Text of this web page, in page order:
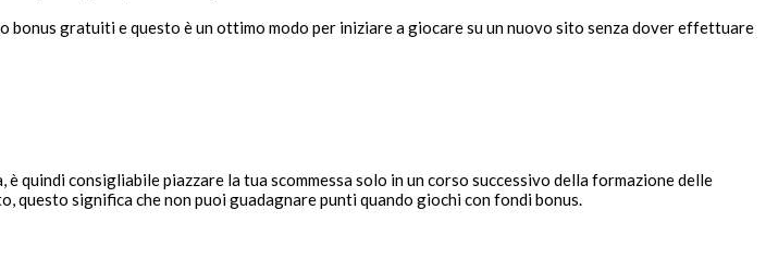
gratuiti e questo è un ottimo modo per iniziare a giocare su un nuovo sito senza dover effettuare
consigliabile piazzare la tua scommessa solo in un corso successivo della formazione delle
significa che non puoi guadagnare punti quando giochi con fondi bonus.